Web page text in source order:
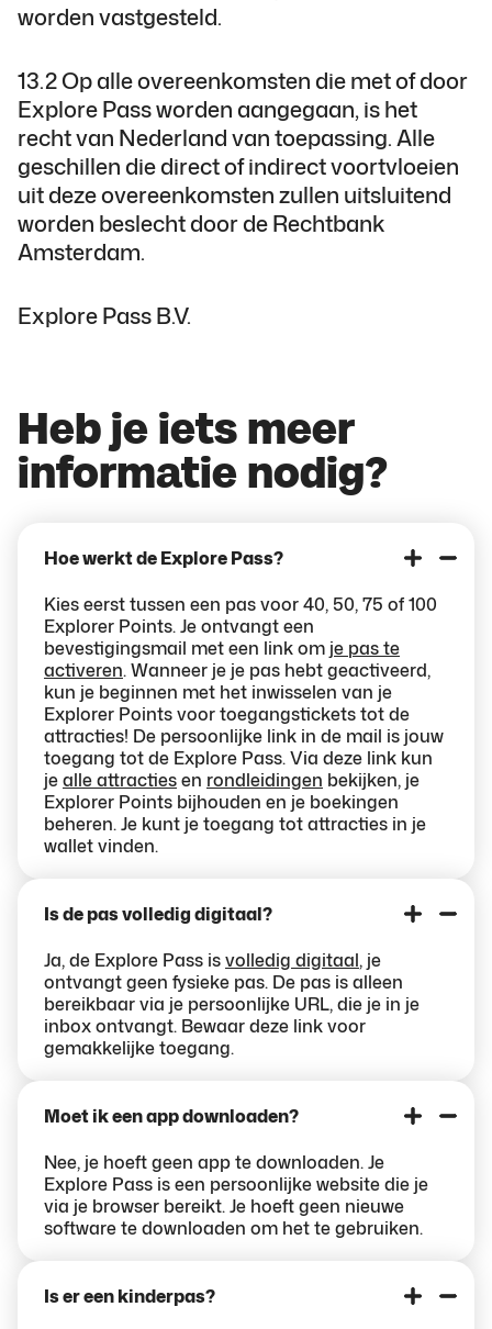
worden vastgesteld.
13.2 Op alle overeenkomsten die met of door
Explore Pass worden aangegaan, is het
recht van Nederland van toepassing. Alle
geschillen die direct of indirect voortvloeien
uit deze overeenkomsten zullen uitsluitend
worden beslecht door de Rechtbank
Amsterdam.
Explore Pass B.V.
Heb je iets meer
informatie nodig?
Hoe werkt de Explore Pass?
Kies eerst tussen een pas voor 40, 50, 75 of 100
Explorer Points. Je ontvangt een
bevestigingsmail met een link om je pas te
activeren. Wanneer je je pas hebt geactiveerd,
kun je beginnen met het inwisselen van je
Explorer Points voor toegangstickets tot de
attracties! De persoonlijke link in de mail is jouw
toegang tot de Explore Pass. Via deze link kun
jealle attractiesen rondleidingen bekijken, je
Explorer Points bijhouden en je boekingen
beheren. Je kunt je toegang tot attracties in je
wallet vinden.
Is de pas volledig digitaal?
Ja, de Explore Pass isvolledig digitaal, je
ontvangt geen fysieke pas. De pas is alleen
bereikbaar via je persoonlijke URL, die je in je
inbox ontvangt. Bewaar deze link voor
gemakkelijke toegang.
Moet ik een app downloaden?
Nee, je hoeft geen app te downloaden. Je
Explore Pass is een persoonlijke website die je
via je browser bereikt. Je hoeft geen nieuwe
software te downloaden om het te gebruiken.
Is er een kinderpas?